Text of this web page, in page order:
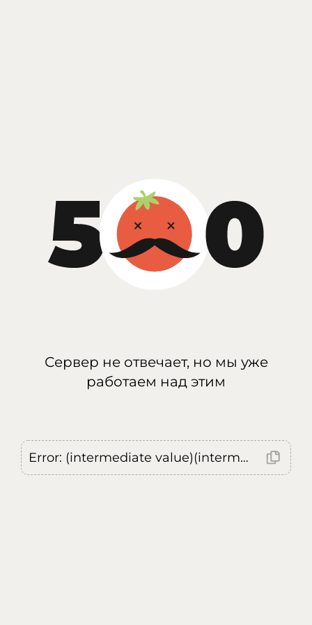
Сервер не отвечает, но мы уже
работаем над этим
Error: (intermediate value)(intermediate value)(intermediate value).replaceAll is not a function